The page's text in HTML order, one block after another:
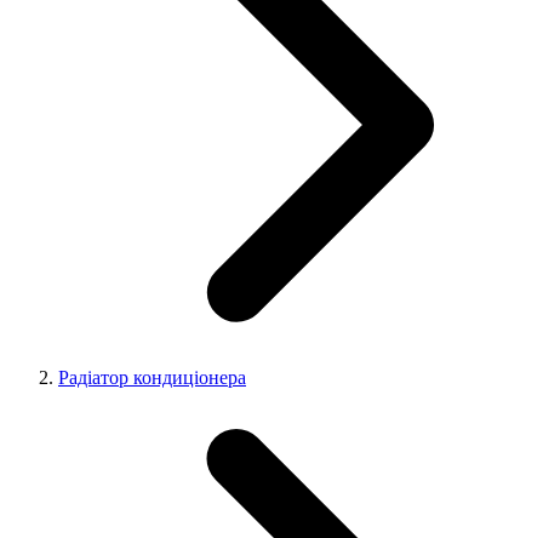
Радіатор кондиціонера